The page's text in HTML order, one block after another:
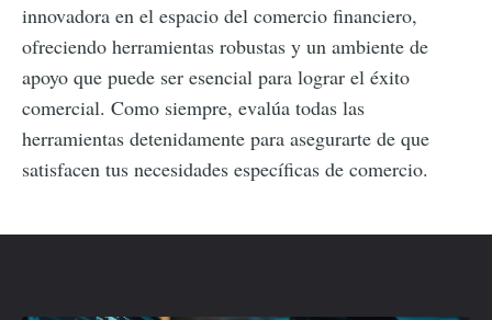
innovadora en el espacio del comercio financiero,
ofreciendo herramientas robustas y un ambiente de
apoyo que puede ser esencial para lograr el éxito
comercial. Como siempre, evalúa todas las
herramientas detenidamente para asegurarte de que
satisfacen tus necesidades específicas de comercio.